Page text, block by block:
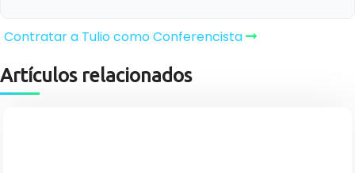
Contratar a Tulio como Conferencista
Artículos relacionados